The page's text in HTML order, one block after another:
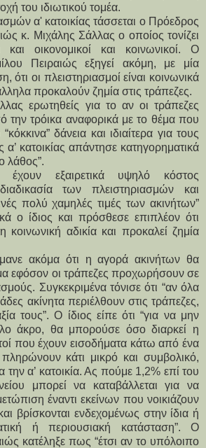
του ιδιωτικού τομέα.
α' κατοικίας τάσσεται ο Πρόεδρος
κ. Μιχάλης Σάλλας ο οποίος τονίζει
και οικονομικοί και κοινωνικοί. Ο
Πειραιώς εξηγεί ακόμη, με μία
ότι οι πλειστηριασμοί είναι κοινωνικά
προκαλούν ζημία στις τράπεζες.
ερωτηθείς για το αν οι τράπεζες
την τρόικα αναφορικά με το θέμα που
δάνεια και ιδιαίτερα για τους
α’ κατοικίας απάντησε κατηγορηματικά
λάθος”.
εξαιρετικά υψηλό κόστος
των πλειστηριασμών και
πολύ χαμηλές τιμές των ακινήτων”
ο ίδιος και πρόσθεσε επιπλέον ότι
κοινωνική αδικία και προκαλεί ζημία
ακόμα ότι η αγορά ακινήτων θα
εφόσον οι τράπεζες προχωρήσουν σε
Συγκεκριμένα τόνισε ότι “αν όλα
ακίνητα περιέλθουν στις τράπεζες,
τους”. Ο ίδιος είπε ότι “για να μην
άκρο, θα μπορούσε όσο διαρκεί η
που έχουν εισοδήματα κάτω από ένα
κάτι μικρό και συμβολικό,
την α’ κατοικία. Ας πούμε 1,2% επί του
μπορεί να καταβάλλεται για να
έναντι εκείνων που νοικιάζουν
βρίσκονται ενδεχομένως στην ίδια ή
ή περιουσιακή κατάσταση”. Ο
κατέληξε πως “έτσι αν το υπόλοιπο